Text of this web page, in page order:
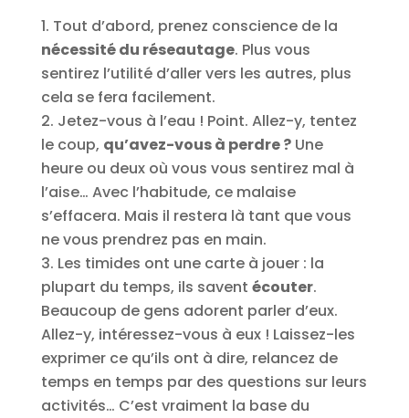
Tout d’abord, prenez conscience de la
nécessité du réseautage. Plus vous
sentirez l’utilité d’aller vers les autres, plus
cela se fera facilement.
Jetez-vous à l’eau ! Point. Allez-y, tentez
le coup, qu’avez-vous à perdre ?Une
heure ou deux où vous vous sentirez mal à
l’aise… Avec l’habitude, ce malaise
s’effacera. Mais il restera là tant que vous
ne vous prendrez pas en main.
Les timides ont une carte à jouer : la
plupart du temps, ils savent écouter.
Beaucoup de gens adorent parler d’eux.
Allez-y, intéressez-vous à eux ! Laissez-les
exprimer ce qu’ils ont à dire, relancez de
temps en temps par des questions sur leurs
activités… C’est vraiment la base du